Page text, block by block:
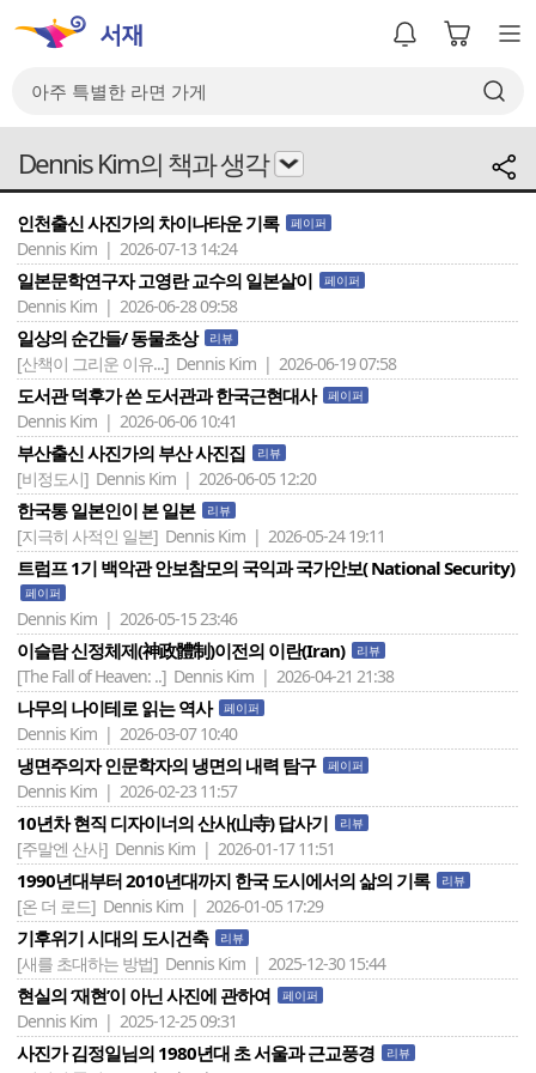
Dennis Kim의 책과 생각
인천출신 사진가의 차이나타운 기록 페이퍼
Dennis Kim | 2026-07-13 14:24
일본문학연구자 고영란 교수의 일본살이 페이퍼
Dennis Kim | 2026-06-28 09:58
일상의 순간들/ 동물초상 리뷰
[산책이 그리운 이유...] Dennis Kim | 2026-06-19 07:58
도서관 덕후가 쓴 도서관과 한국근현대사 페이퍼
Dennis Kim | 2026-06-06 10:41
부산출신 사진가의 부산 사진집 리뷰
[비정도시] Dennis Kim | 2026-06-05 12:20
한국통 일본인이 본 일본 리뷰
[지극히 사적인 일본] Dennis Kim | 2026-05-24 19:11
트럼프 1기 백악관 안보참모의 국익과 국가안보( National Security)
페이퍼
Dennis Kim | 2026-05-15 23:46
이슬람 신정체제(神政體制)이전의 이란(Iran) 리뷰
[The Fall of Heaven: ..] Dennis Kim | 2026-04-21 21:38
나무의 나이테로 읽는 역사 페이퍼
Dennis Kim | 2026-03-07 10:40
냉면주의자 인문학자의 냉면의 내력 탐구 페이퍼
Dennis Kim | 2026-02-23 11:57
10년차 현직 디자이너의 산사(山寺) 답사기 리뷰
[주말엔 산사] Dennis Kim | 2026-01-17 11:51
1990년대부터 2010년대까지 한국 도시에서의 삶의 기록 리뷰
[온 더 로드] Dennis Kim | 2026-01-05 17:29
기후위기 시대의 도시건축 리뷰
[새를 초대하는 방법] Dennis Kim | 2025-12-30 15:44
현실의 ‘재현’이 아닌 사진에 관하여 페이퍼
Dennis Kim | 2025-12-25 09:31
사진가 김정일님의 1980년대 초 서울과 근교풍경 리뷰